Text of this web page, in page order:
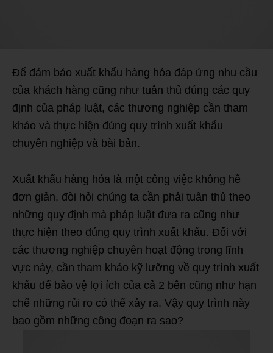
Để đảm bảo xuất khẩu hàng hóa đáp ứng nhu cầu
của khách hàng cũng như tuân thủ đúng các quy
định của pháp luật, các thương nghiệp cần tham
khảo và thực hiện đúng quy trình xuất khẩu
chuyên nghiệp và bài bản.
Xuất khẩu hàng hóa là một công việc không hề
đơn giản, đòi hỏi chúng ta cần phải tuân thủ theo
những quy định mà pháp luật đưa ra cũng như
thực hiện theo đúng quy trình xuất khẩu. Đối với
các thương nghiệp chuyên hoạt động trong lĩnh
vực này, cần tham khảo kỹ lưỡng về quy trình xuất
khẩu để bảo vệ lợi ích của cả 2 bên cũng như hạn
chế những rủi ro có thể xảy ra. Vậy quy trình này
bao gồm những công đoạn ra sao?